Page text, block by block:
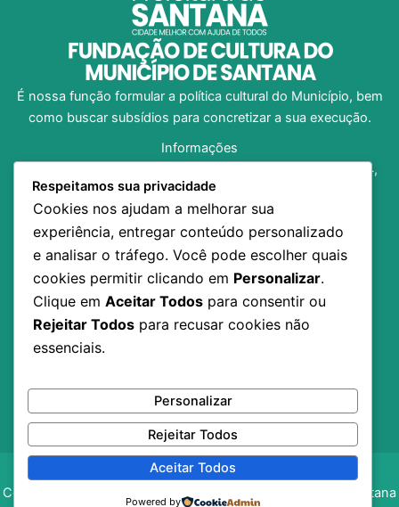
É nossa função formular a política cultural do Município, bem
como buscar subsídios para concretizar a sua execução.
Informações
Av. Dom Pedro I, no 1312, Bairro Central, CEP 68.925-204,
Santana/AP
(96) 98138-8973
fundacaosancult@gmail.com
Horário de Funcionamento: 07h30 às 13h30
Inicio
A Fundação
Notícias
Editais
Transparência
Copyright © 2026 Fundação da Cultura do Município de Santana
Respeitamos sua privacidade
Cookies nos ajudam a melhorar sua
experiência, entregar conteúdo personalizado
e analisar o tráfego. Você pode escolher quais
cookies permitir clicando em Personalizar.
Clique em Aceitar Todos para consentir ou
Rejeitar Todos para recusar cookies não
essenciais.
Personalizar
Rejeitar Todos
Aceitar Todos
Powered by